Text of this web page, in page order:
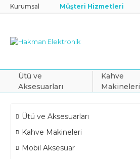
Kurumsal Müşteri Hizmetleri
Ütü ve
Aksesuarları
Kahve
Makineleri
Ütü ve Aksesuarları
Kahve Makineleri
Mobil Aksesuar